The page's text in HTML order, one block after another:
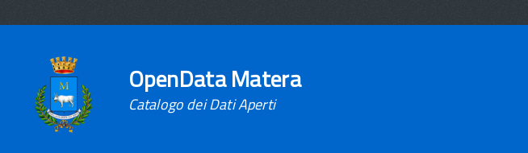
OpenData Matera
Catalogo dei Dati Aperti